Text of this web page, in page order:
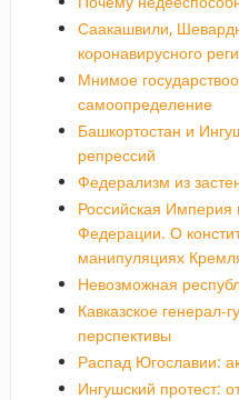
Саакашвили,
коронавирусного
Мнимое
самоопределение
Башкортостан и
репрессий
Федерализм из
Российская Империя
Федерации. О
манипуляциях
Невозможная
Кавказское генерал-
перспективы
Распад Югославии:
Ингушский протест: